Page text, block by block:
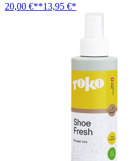
20,00 €**13,95 €*